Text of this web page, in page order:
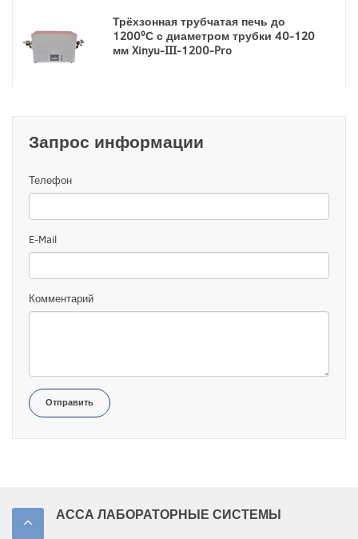
Запрос информации
Телефон
E-Mail
Комментарий
Отправить
Трёхзонная трубчатая печь до
1200ºС с диаметром трубки 40-120
мм Xinyu-III-1200-Pro
АССА ЛАБОРАТОРНЫЕ СИСТЕМЫ